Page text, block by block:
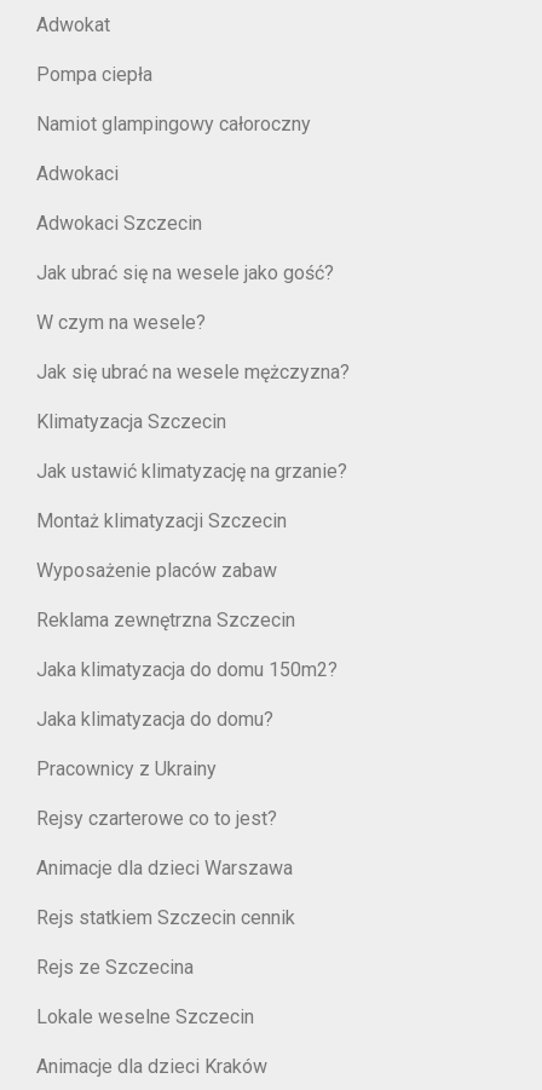
Adwokat
Pompa ciepła
Namiot glampingowy całoroczny
Adwokaci
Adwokaci Szczecin
Jak ubrać się na wesele jako gość?
W czym na wesele?
Jak się ubrać na wesele mężczyzna?
Klimatyzacja Szczecin
Jak ustawić klimatyzację na grzanie?
Montaż klimatyzacji Szczecin
Wyposażenie placów zabaw
Reklama zewnętrzna Szczecin
Jaka klimatyzacja do domu 150m2?
Jaka klimatyzacja do domu?
Pracownicy z Ukrainy
Rejsy czarterowe co to jest?
Animacje dla dzieci Warszawa
Rejs statkiem Szczecin cennik
Rejs ze Szczecina
Lokale weselne Szczecin
Animacje dla dzieci Kraków